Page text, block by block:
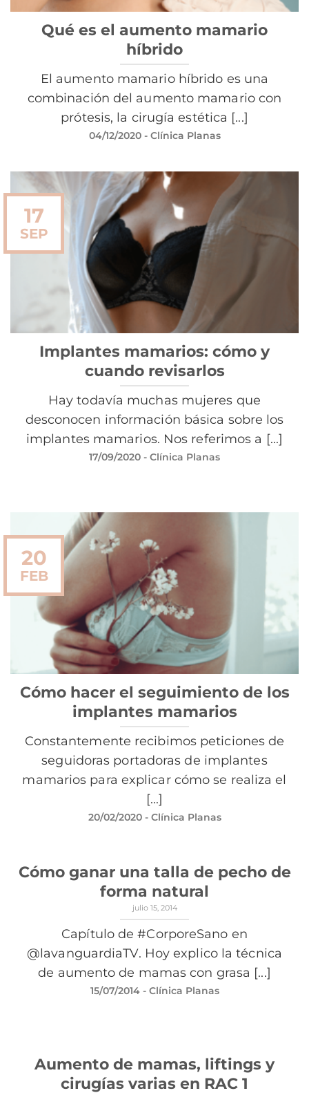
Qué es el aumento mamario
híbrido
El aumento mamario híbrido es una
combinación del aumento mamario con
prótesis, la cirugía estética [...]
04/12/2020- Clínica Planas
Implantes mamarios: cómo y
cuando revisarlos
Hay todavía muchas mujeres que
desconocen información básica sobre los
implantes mamarios. Nos referimos a [...]
17/09/2020 - Clínica Planas
17
SEP
Cómo hacer el seguimiento de los
implantes mamarios
Constantemente recibimos peticiones de
seguidoras portadoras de implantes
mamarios para explicar cómo se realiza el
[...]
20/02/2020- Clínica Planas
20
FEB
Cómo ganar una talla de pecho de
forma natural
julio 15, 2014
Capítulo de #CorporeSano en
@lavanguardiaTV. Hoy explico la técnica
de aumento de mamas con grasa [...]
15/07/2014- Clínica Planas
Aumento de mamas, liftings y
cirugías varias en RAC 1